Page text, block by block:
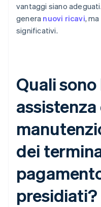
vantaggi siano
genera nuovi ricavi,
significativi.
Quali
assistenza
dei
presidiati?